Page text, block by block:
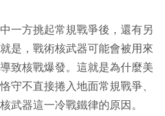
一方挑起常規戰爭後，還有另
是，戰術核武器可能會被用來
致核戰爆發。這就是為什麼美
守不直接捲入地面常規戰爭、
武器這一冷戰鐵律的原因。